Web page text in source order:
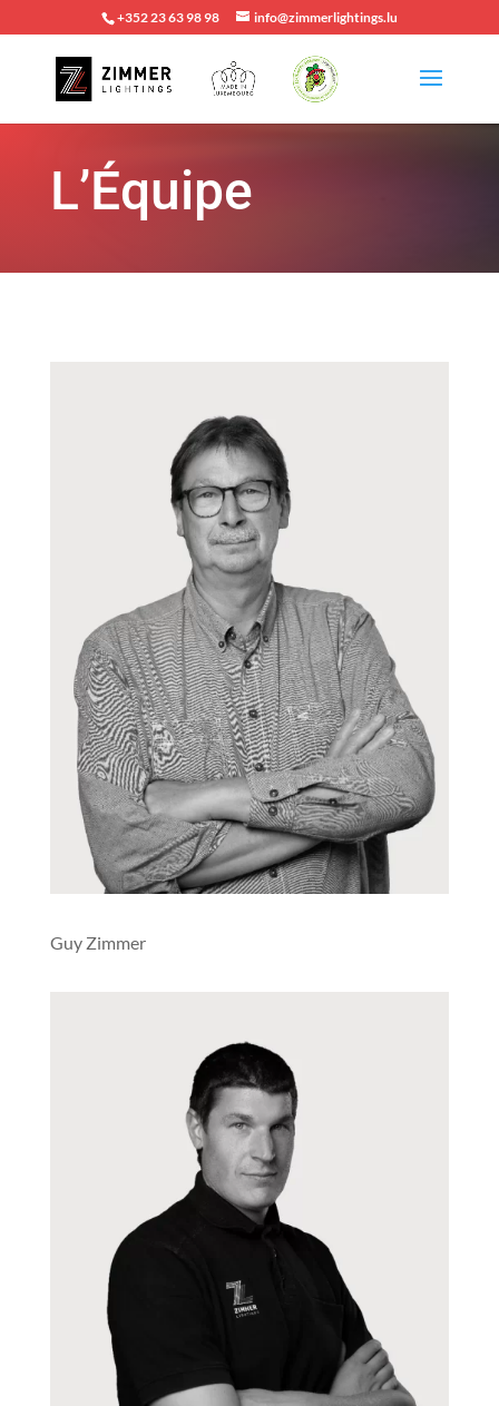
+352 23 63 98 98 info@zimmerlightings.lu
L’Équipe
Guy Zimmer